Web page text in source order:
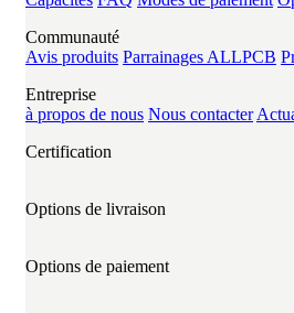
Communauté
Avis produits Parrainages ALLPCB
Entreprise
à propos de nous Nous contacter
Certification
Options de livraison
Options de paiement